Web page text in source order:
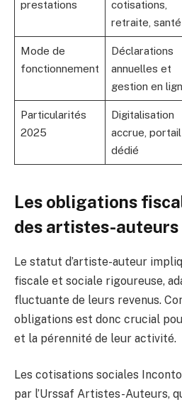
prestations
cotisations,
retraite, santé
Mode de
fonctionnement
Déclarations
annuelles et
gestion en
Particularités
2025
Digitalisation
accrue, portail
dédié
Les obligations
des artistes-
Le statut d’artiste-auteur
fiscale et sociale rigoureuse,
fluctuante de leurs revenus.
obligations est donc crucial
et la pérennité de leur activité.
Les cotisations sociales
par l’Urssaf Artistes-Auteurs,